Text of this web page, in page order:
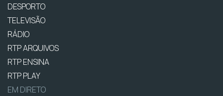
DESPORTO
TELEVISÃO
RÁDIO
RTP ARQUIVOS
RTP ENSINA
RTP PLAY
EM DIRETO